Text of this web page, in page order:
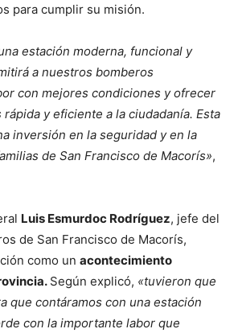
para cumplir su misión.
estación moderna, funcional y
a nuestros bomberos
con mejores condiciones y ofrecer
rápida y eficiente a la ciudadanía. Esta
inversión en la seguridad y en la
de San Francisco de Macorís»,
Luis Esmurdoc Rodríguez, jefe del
de San Francisco de Macorís,
como un acontecimiento
Según explicó, «tuvieron que
que contáramos con una estación
con la importante labor que